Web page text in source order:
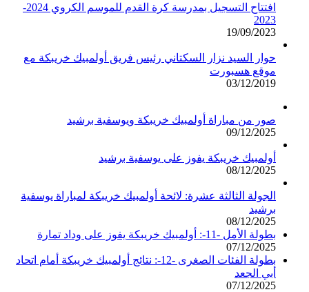
افتتاح التسجيل بمدرسة كرة القدم للموسم الكروي 2024-
2023
19/09/2023
حوار السيد نزار السكتاني رئيس فريق أولمبيك خريبكة مع
موقع هسبورت
03/12/2019
صور من مباراة أولمبيك خريبكة ويوسفية برشيد
09/12/2025
أولمبيك خريبكة يفوز على يوسفية برشيد
08/12/2025
الجولة الثالثة عشرة: لائحة أولمبيك خريبكة لمباراة يوسفية
برشيد
08/12/2025
بطولة الأمل -11-: أولمبيك خريبكة يفوز على وداد تمارة
07/12/2025
بطولة الفئات الصغرى -12-: نتائج أولمبيك خريبكة أمام اتحاد
أبي الجعد
07/12/2025